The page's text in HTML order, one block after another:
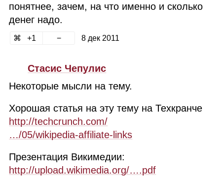
понятнее, зачем, на что именно и сколько
денег надо.
1 8 дек 2011
Стасис Чепулис
Некоторые мысли на тему.
Хорошая статья на эту тему на Техкранче
http://techcrunch.com/
…/05/wikipedia‑affiliate‑links
Презентация Викимедии:
http://upload.wikimedia.org/….pdf